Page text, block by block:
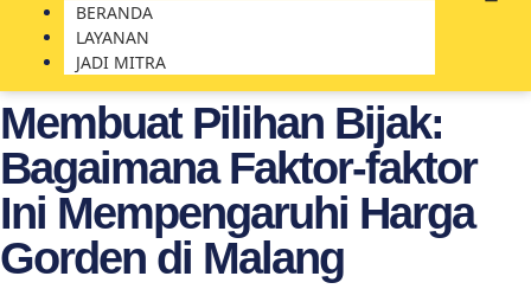
BERANDA
LAYANAN
JADI MITRA
Membuat Pilihan Bijak:
Bagaimana Faktor-faktor
Ini Mempengaruhi Harga
Gorden di Malang